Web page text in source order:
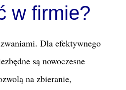
w firmie?
Dla efektywnego
są nowoczesne
na zbieranie,